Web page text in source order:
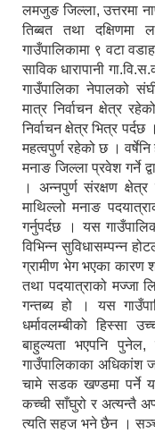
लमजुङ जिल्ला, उत्तरमा
तिब्बत तथा
गाउँपालिकामा ९ वटा
साविक धारापानी
गाउँपालिका नेपालको
मात्र निर्वाचन क्षेत्र
निर्वाचन क्षेत्र भित्र
महत्वपुर्ण रहेको छ ।
मनाङ जिल्ला प्रवेश गर्ने
। अन्नपुर्ण संरक्षण
माथिल्लो मनाङ
गर्नुपर्दछ । यस
विभिन्न सुविधासम्पन्न
ग्रामीण भेग भएका कारण
तथा पदयात्राको मज्जा
गन्तब्य हो । यस
धर्मावलम्बीको हिस्सा
बाहुल्यता भएपनि
गाउँपालिकाका अधिकांश
चामे सडक खण्डमा पर्ने
कच्ची साँघुरो र अत्यन्तै
त्यति सहज भने छैन ।